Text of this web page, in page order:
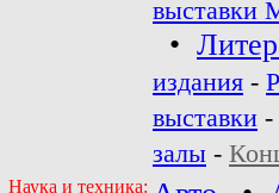
выставки
•
издания -
выставки -
залы -
Наука и техника: